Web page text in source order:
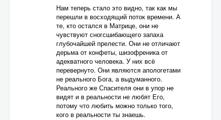
Нам теперь стало это видно, так как мы
перешли в восходящий поток времени. А
те, кто остался в Матрице, они не
чувствуют сногсшибающего запаха
глубочайшей прелести. Они не отличают
дерьма от конфеты, шизофреника от
адекватного человека. У них всё
перевернуто. Они являются апологетами
не реального Бога, а выдуманного.
Реального же Спасителя они в упор не
видят и в реальности не любят Его,
потому что любить можно только того,
кого в реальности ты знаешь.